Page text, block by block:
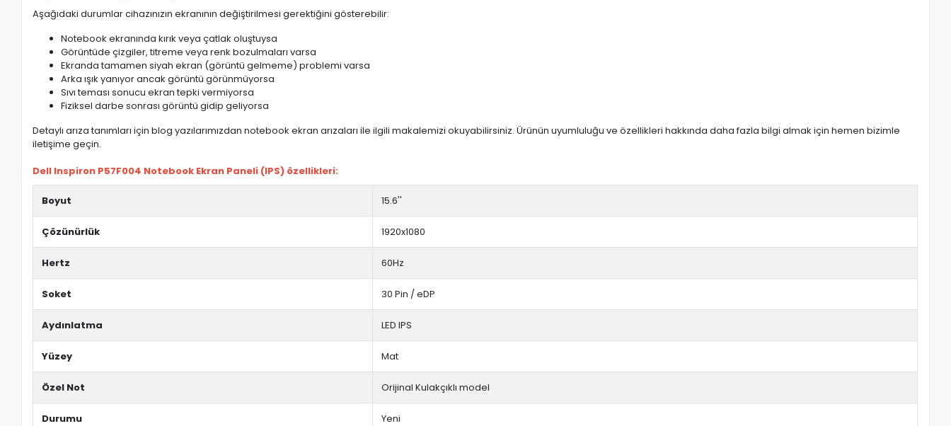
Aşağıdaki durumlar cihazınızın ekranının değiştirilmesi gerektiğini gösterebilir:
Notebook ekranında kırık veya çatlak oluştuysa
Görüntüde çizgiler, titreme veya renk bozulmaları varsa
Ekranda tamamen siyah ekran (görüntü gelmeme) problemi varsa
Arka ışık yanıyor ancak görüntü görünmüyorsa
Sıvı teması sonucu ekran tepki vermiyorsa
Fiziksel darbe sonrası görüntü gidip geliyorsa
Detaylı arıza tanımları için blog yazılarımızdan notebook ekran arızaları ile ilgili makalemizi okuyabilirsiniz. Ürünün uyumluluğu ve özellikleri hakkında daha fazla bilgi almak için hemen bizimle
iletişime geçin.
Dell Inspiron P57F004 Notebook Ekran Paneli (IPS) özellikleri:
Boyut 15.6''
Çözünürlük 1920x1080
Hertz 60Hz
Soket 30 Pin / eDP
Aydınlatma LED IPS
Yüzey Mat
Özel Not Orijinal Kulakçıklı model
Durumu Yeni